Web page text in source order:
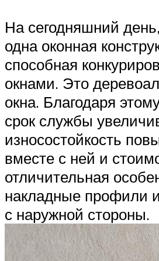
На сегодняшний
одна оконная
способная
окнами. Это
окна. Благодаря
срок службы
износостойкость
вместе с ней и
отличительная
накладные профили
с наружной стороны.